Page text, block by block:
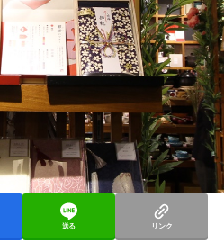
送る リンク